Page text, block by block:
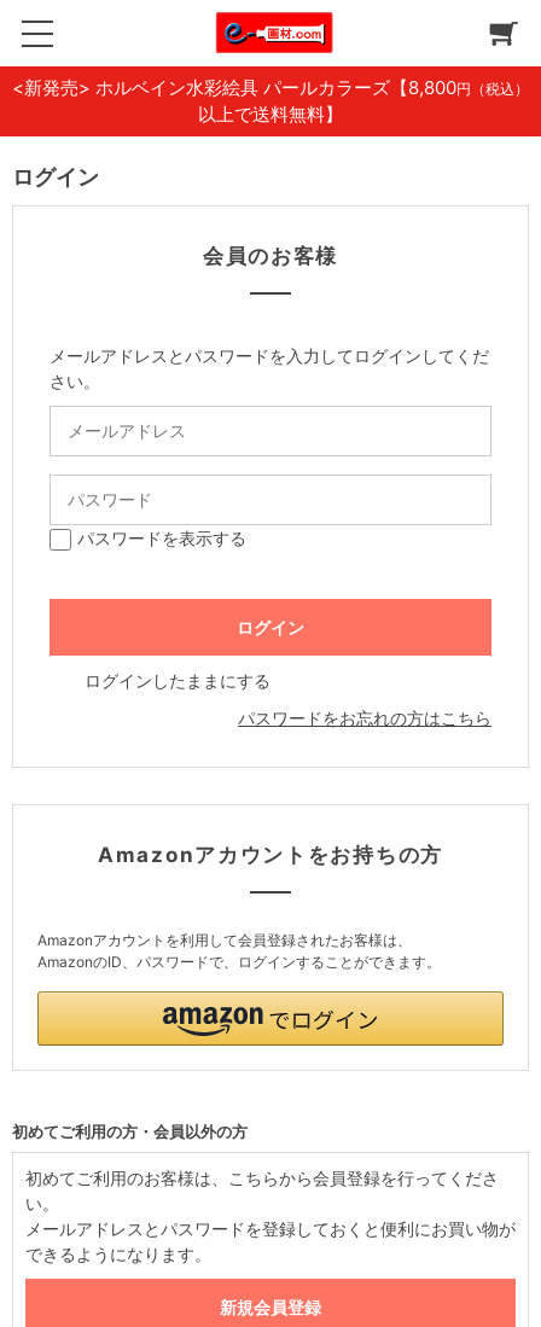
<新発売> ホルベイン水彩絵具 パールカラーズ 【8,800円（税込）
以上で送料無料】
ログイン
会員のお客様
メールアドレスとパスワードを入力してログインしてくだ
さい。
パスワードを表示する
ログインしたままにする
パスワードをお忘れの方はこちら
Amazonアカウントをお持ちの方
Amazonアカウントを利用して会員登録されたお客様は、
AmazonのID、パスワードで、ログインすることができます。
初めてご利用の方・会員以外の方
初めてご利用のお客様は、こちらから会員登録を行ってくださ
い。
メールアドレスとパスワードを登録しておくと便利にお買い物が
できるようになります。